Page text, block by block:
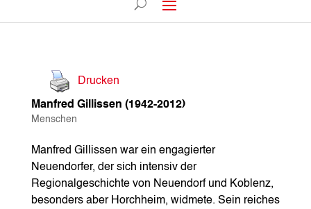
Drucken
Manfred Gillissen (1942-2012)
Menschen
Manfred Gillissen war ein engagierter
Neuendorfer, der sich intensiv der
Regionalgeschichte von Neuendorf und Koblenz,
besonders aber Horchheim, widmete. Sein reiches